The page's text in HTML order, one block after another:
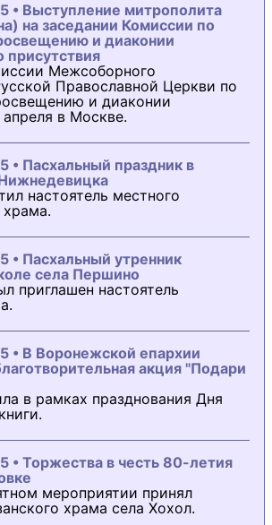
• Выступление митрополита
на заседании Комиссии по
и диаконии
Межсоборного
Православной Церкви по
и диаконии
в Москве.
• Пасхальный праздник в
настоятель местного
храма.
• Пасхальный утренник
села Першино
приглашен настоятель
• В Воронежской епархии
акция "Подари
в рамках празднования Дня
• Торжества в честь 80-летия
мероприятии принял
храма села Хохол.